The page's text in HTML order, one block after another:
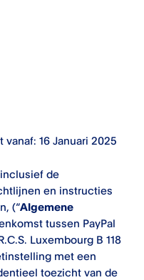
16 Januari 2025
de
en instructies
(“Algemene
tussen PayPal
Luxembourg B 118
met een
toezicht van de